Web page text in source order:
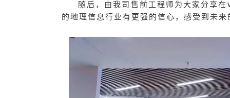
随后，由我司售前工程师 为大家分享在
的地理信息行业有更强的信心 ， 感受到 未来